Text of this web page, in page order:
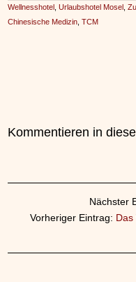
Wellnesshotel Urlaubshotel Mosel
Chinesische Medizin TCM
Kommentieren in
Nächster
Vorheriger Eintrag: